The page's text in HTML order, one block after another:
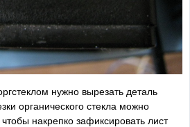
нужно вырезать деталь
органического стекла можно
накрепко зафиксировать лист